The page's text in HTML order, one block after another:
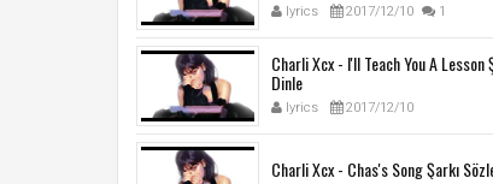
lyrics 2017/12/10 1
Charli Xcx - I'll Teach You A Lesson
Dinle
lyrics 2017/12/10
Charli Xcx - Chas's Song Şarkı